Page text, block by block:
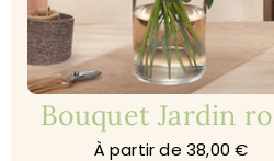
Bouquet Jardin
À partir de 38,00 €